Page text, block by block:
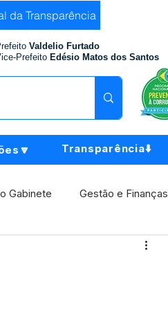
da Transparência
Valdelio Furtado
Prefeito Edésio Matos dos Santos
Transparência⬇️
Gabinete Gestão e Finanças
Produção Meio Ambiente